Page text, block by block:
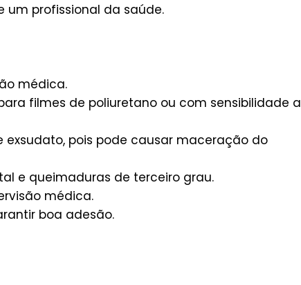
um profissional da saúde.
médica.
filmes de poliuretano ou com sensibilidade a
pois pode causar maceração do
e queimaduras de terceiro grau.
médica.
boa adesão.